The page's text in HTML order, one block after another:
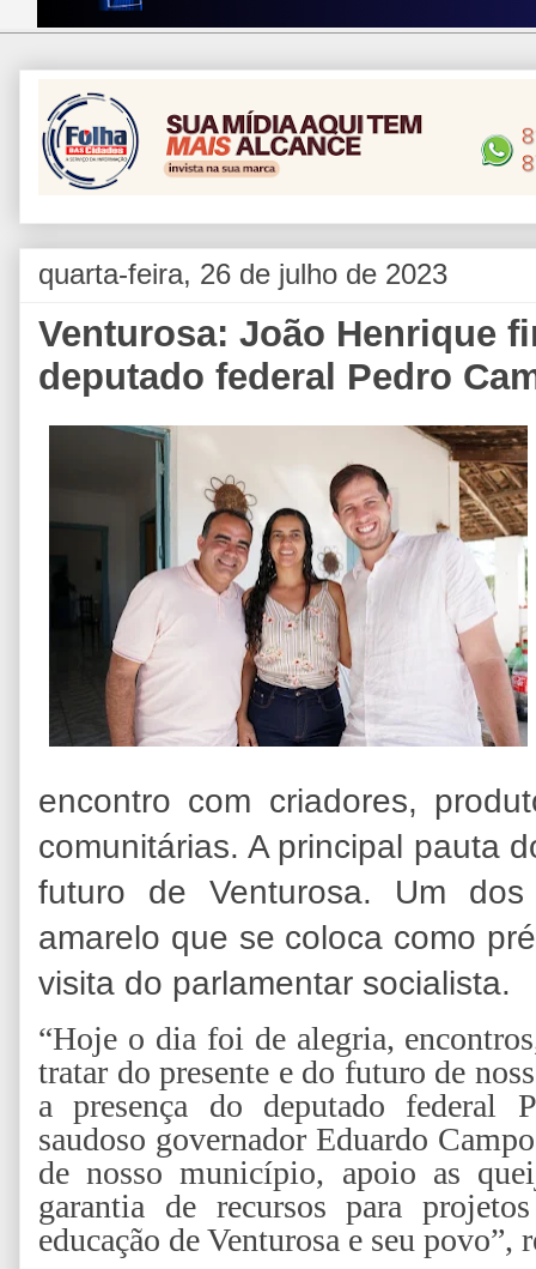
quarta-feira, 26 de julho de 2023
Venturosa: João Henrique
deputado federal Pedro
encontro com criadores,
comunitárias. A principal pauta
futuro de Venturosa. Um
amarelo que se coloca como
visita do parlamentar socialista.
“Hoje o dia foi de alegria,
tratar do presente e do futuro de
a presença do deputado federal
saudoso governador Eduardo
de nosso município, apoio as
garantia de recursos para
educação de Venturosa e seu povo”,